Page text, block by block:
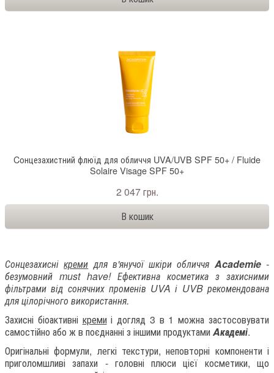
Cонцезахистний флюїд для обличчя UVA/UVB SPF 50+ / Fluide
Solaire Visage SPF 50+
2 047 грн.
Сонцезахиснікреми для в'янучої шкіри обличчя Academie-
безумовний must have! Ефективна косметика з захисними
фільтрами від сонячних променів UVA і UVB рекомендована
для цілорічного використання.
Захисні біоактивні креми і догляд 3 в 1 можна застосовувати
самостійно або ж в поєднанні з іншими продуктами Aкадемі.
Оригінальні формули, легкі текстури, неповторні компоненти і
приголомшливі запахи - головні плюси цієї косметики, що